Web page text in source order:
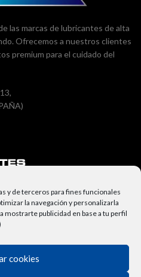
y de terceros para fines funcionales
la navegación y personalizarla
mostrarte publicidad en base a tu perfil
cookies
las marcas de lubricantes de alta
Ofrecemos a nuestros clientes
premium para el cuidado del